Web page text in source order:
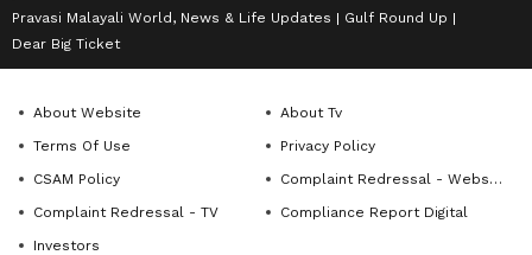
Pravasi Malayali World, News & Life Updates
Gulf Round Up
Dear Big Ticket
About Website
About Tv
Terms Of Use
Privacy Policy
CSAM Policy
Complaint Redressal - Website
Complaint Redressal - TV
Compliance Report Digital
Investors